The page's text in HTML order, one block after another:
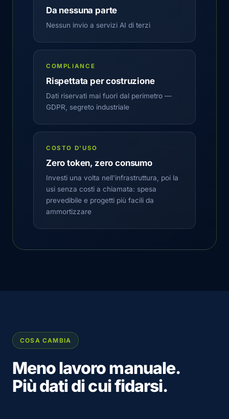
Da nessuna parte
Nessun invio a servizi AI di terzi
COMPLIANCE
Rispettata per costruzione
Dati riservati mai fuori dal perimetro —
GDPR, segreto industriale
COSTO D'USO
Zero token, zero consumo
Investi una volta nell'infrastruttura, poi la
usi senza costi a chiamata: spesa
prevedibile e progetti più facili da
ammortizzare
COSA CAMBIA
Meno lavoro manuale.
Più dati di cui fidarsi.